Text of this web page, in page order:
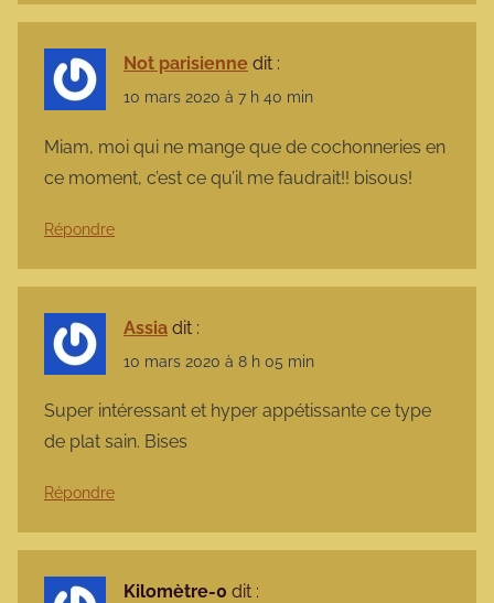
Not parisienne dit :
10 mars 2020 à 7 h 40 min
Miam, moi qui ne mange que de cochonneries en
ce moment, c’est ce qu’il me faudrait!! bisous!
Répondre
Assia dit :
10 mars 2020 à 8 h 05 min
Super intéressant et hyper appétissante ce type
de plat sain. Bises
Répondre
Kilomètre-0 dit :